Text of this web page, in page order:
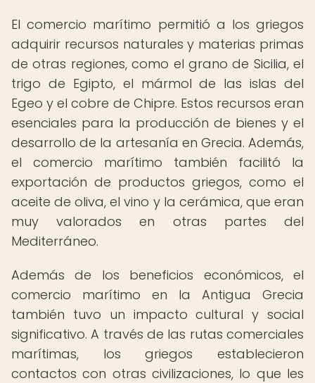
El comercio marítimo permitió a los griegos
adquirir recursos naturales y materias primas
de otras regiones, como el grano de Sicilia, el
trigo de Egipto, el mármol de las islas del
Egeo y el cobre de Chipre. Estos recursos eran
esenciales para la producción de bienes y el
desarrollo de la artesanía en Grecia. Además,
el comercio marítimo también facilitó la
exportación de productos griegos, como el
aceite de oliva, el vino y la cerámica, que eran
muy valorados en otras partes del
Mediterráneo.
Además de los beneficios económicos, el
comercio marítimo en la Antigua Grecia
también tuvo un impacto cultural y social
significativo. A través de las rutas comerciales
marítimas, los griegos establecieron
contactos con otras civilizaciones, lo que les